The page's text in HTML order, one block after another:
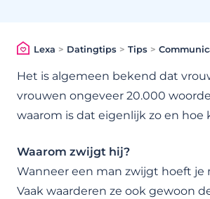
Lexa > Datingtips > Tips >
Het is algemeen bekend dat
vrouwen ongeveer 20.000
waarom is dat eigenlijk zo en
Waarom zwijgt hij?
Wanneer een man zwijgt hoeft
Vaak waarderen ze ook gewoon